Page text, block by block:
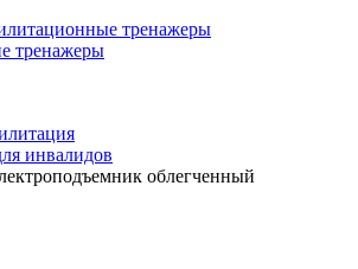
тренажеры
тренажеры
инвалидов
облегченный